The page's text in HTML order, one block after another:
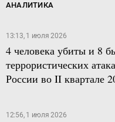
АНАЛИТИКА
13:13, 1 июля 2026
4 человека убиты и 8
террористических
России во II квартале
12:56, 1 июля 2026